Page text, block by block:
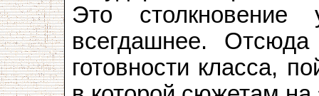
Это
всегдашнее.
готовности класса,